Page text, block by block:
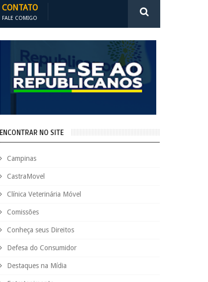
CONTATO
FALE COMIGO
ENCONTRAR NO SITE
Campinas
CastraMovel
Clínica Veterinária Móvel
Comissões
Conheça seus Direitos
Defesa do Consumidor
Destaques na Mídia